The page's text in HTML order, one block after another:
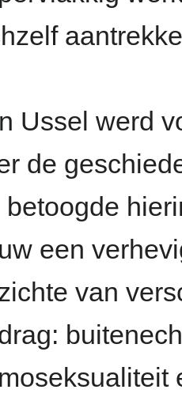
Ussel werd
de
betoogde
een
van